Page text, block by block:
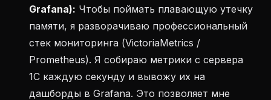
Grafana): Чтобы поймать плавающую утечку
памяти, я разворачиваю профессиональный
стек мониторинга (VictoriaMetrics /
Prometheus). Я собираю метрики с сервера
1С каждую секунду и вывожу их на
дашборды в Grafana. Это позволяет мне